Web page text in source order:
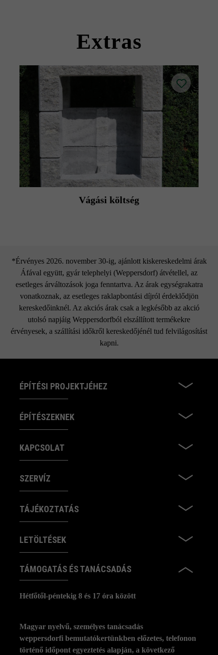
Extras
Vágási költség
*Érvényes 2026. november 30-ig, ajánlott kiskereskedelmi árak
Áfával együtt, gyár telephelyi (Weppersdorf) átvétellel, az
esetleges árváltozások joga fenntartva. Az árak egységrakatra
vonatkoznak, az esetleges raklapbontási díjról érdeklődjön
kereskedőinknél. Az akciós árak csak a legkésőbb az akció
utolsó napjáig Weppersdorfból elszállított termékekre
érvényesek, a szállítási időkről kereskedőjénél tud felvilágosítást
kapni.
ÉPÍTÉSI PROJEKTJÉHEZ
ÉPÍTÉSZEKNEK
KAPCSOLAT
SZERVÍZ
TÁJÉKOZTATÁS
LETÖLTÉSEK
TÁMOGATÁS ÉS TANÁCSADÁS
Hétfőtől-péntekig 8 és 17 óra között
Magyar nyelvű, személyes tanácsadás
weppersdorfi bemutatókertünkben előzetes, telefonon
történő időpont egyeztetés alapján, a következő